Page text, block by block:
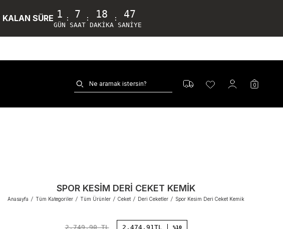
KALAN SÜRE 1
GÜN
: 7
SAAT
: 18
DAKIKA
: 46
SANIYE
0
SPOR KESIM DERI CEKET KEMIK
Anasayfa / Tüm Kategoriler / Tüm Ürünler / Ceket / Deri Ceketler / Spor Kesim Deri Ceket Kemik
2.749,90TL 2.474,91TL %10